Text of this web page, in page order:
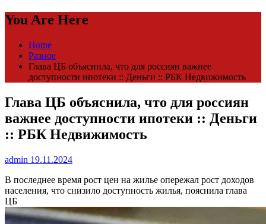
You Are Here
Home
Разное
Глава ЦБ объяснила, что для россиян важнее
доступности ипотеки :: Деньги :: РБК Недвижимость
Глава ЦБ объяснила, что для россиян
важнее доступности ипотеки :: Деньги
:: РБК Недвижимость
admin 19.11.2024
В последнее время рост цен на жилье опережал рост доходов
населения, что снизило доступность жилья, пояснила глава
ЦБ